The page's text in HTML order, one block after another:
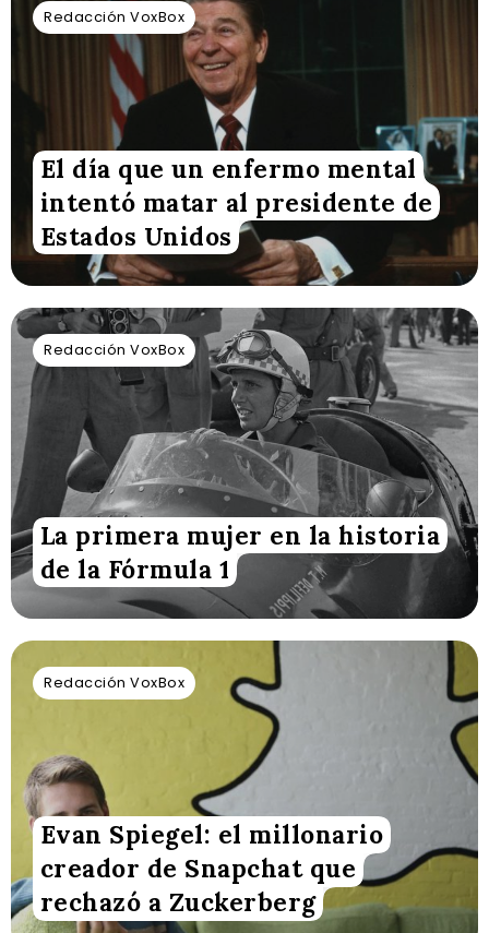
Redacción VoxBox
El día que un enfermo mental
intentó matar al presidente de
Estados Unidos
Redacción VoxBox
La primera mujer en la historia
de la Fórmula 1
Redacción VoxBox
Evan Spiegel: el millonario
creador de Snapchat que
rechazó a Zuckerberg